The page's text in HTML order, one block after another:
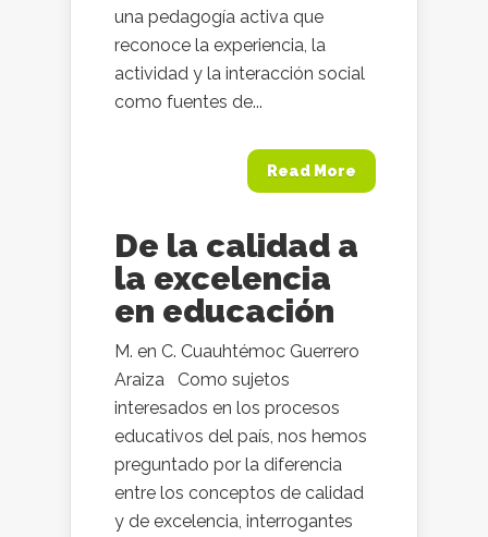
una pedagogía activa que
reconoce la experiencia, la
actividad y la interacción social
como fuentes de...
Read More
De la calidad a
la excelencia
en educación
M. en C. Cuauhtémoc Guerrero
Araiza Como sujetos
interesados en los procesos
educativos del país, nos hemos
preguntado por la diferencia
entre los conceptos de calidad
y de excelencia, interrogantes